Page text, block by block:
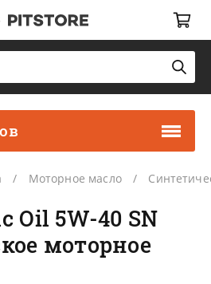
Моторное масло
Oil 5W-40 SN
моторное